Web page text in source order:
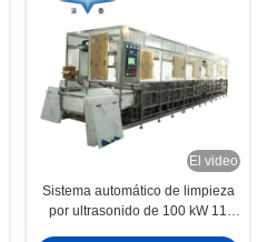
El video
Sistema automático de limpieza
por ultrasonido de 100 kW 11